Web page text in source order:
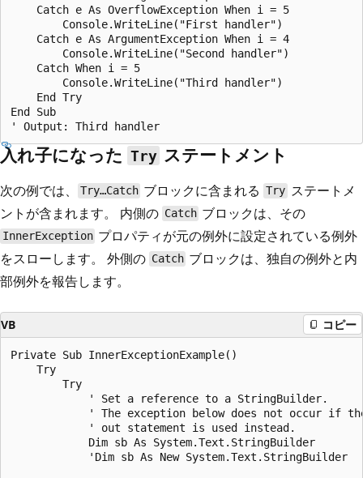
    Catch e As OverflowException When i = 5
        Console.WriteLine("First handler")
    Catch e As ArgumentException When i = 4
        Console.WriteLine("Second handler")
    Catch When i = 5
        Console.WriteLine("Third handler")
    End Try
End Sub
入れ子になった Try ステートメント
次の例では、 Try…Catch ブロックに含まれるTryステートメ
ントが含まれます。 内側の Catch ブロックは、その
InnerException プロパティが元の例外に設定されている例外
をスローします。 外側の Catch ブロックは、独自の例外と内
部例外を報告します。
VB コピー
Private Sub InnerExceptionExample()
    Try
        Try
            ' Set a reference to a StringBuilder.
' The exception below does not occur if
            ' out statement is used instead.
            Dim sb As System.Text.StringBuilder
            'Dim sb As New System.Text.StringBuilder